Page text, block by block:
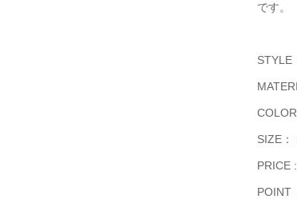
です。
STYLE
SIZE
PRICE
POINT